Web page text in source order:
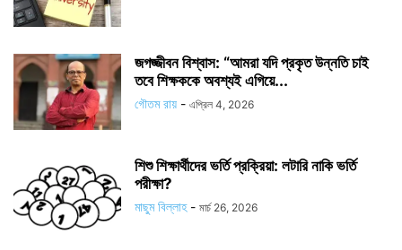
জগজ্জীবন বিশ্বাস: “আমরা যদি প্রকৃত উন্নতি চাই
তবে শিক্ষককে অবশ্যই এগিয়ে...
গৌতম রায় - এপ্রিল 4, 2026
শিশু শিক্ষার্থীদের ভর্তি প্রক্রিয়া: লটারি নাকি ভর্তি
পরীক্ষা?
মাছুম বিল্লাহ - মার্চ 26, 2026